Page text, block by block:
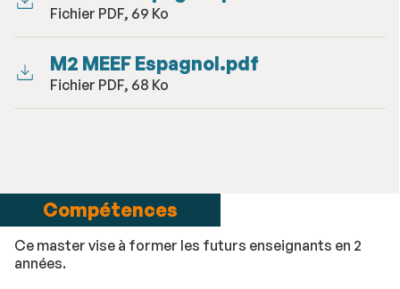
Fichier PDF, 69 Ko
M2 MEEF Espagnol.pdf
Fichier PDF, 68 Ko
Compétences
Ce master vise à former les futurs enseignants en 2
années.